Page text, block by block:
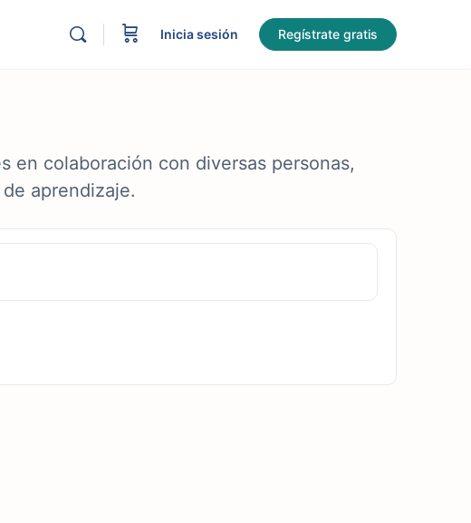
Inicia sesión Regístrate gratis
en colaboración con diversas personas,
aprendizaje.